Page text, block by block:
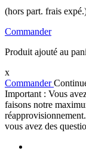
(hors part. frais
Commander
Produit ajouté au
x
Commander
Important : Vous
faisons notre
vous avez des